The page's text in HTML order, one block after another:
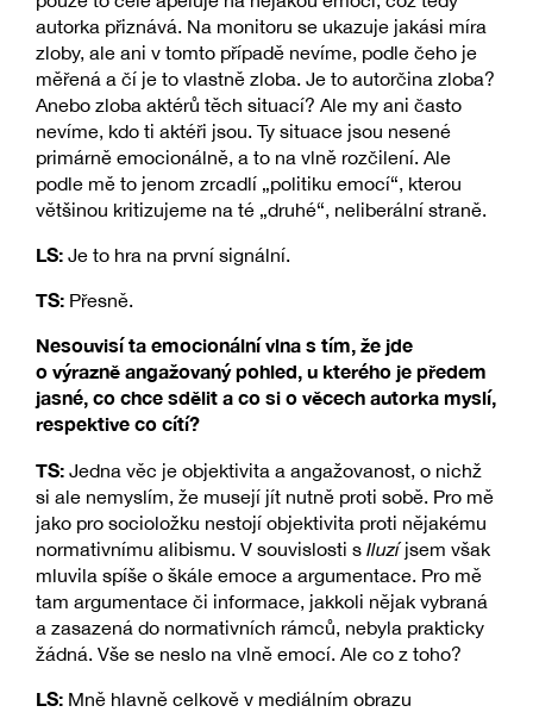
autorka přiznává. Na monitoru se ukazuje jakási míra
zloby, ale ani v tomto případě nevíme, podle čeho je
měřená a čí je to vlastně zloba. Je to autorčina zloba?
Anebo zloba aktérů těch situací? Ale my ani často
nevíme, kdo ti aktéři jsou. Ty situace jsou nesené
primárně emocionálně, a to na vlně rozčilení. Ale
podle mě to jenom zrcadlí „politiku emocí“, kterou
většinou kritizujeme na té „druhé“, neliberální straně.
LS: Je to hra na první signální.
TS: Přesně.
Nesouvisí ta emocionální vlna s tím, že jde
o výrazně angažovaný pohled, u kterého je předem
jasné, co chce sdělit a co si o věcech autorka myslí,
respektive co cítí?
TS: Jedna věc je objektivita a angažovanost, o nichž
si ale nemyslím, že musejí jít nutně proti sobě. Pro mě
jako pro socioložku nestojí objektivita proti nějakému
normativnímu alibismu. V souvislosti s Iluzíjsem však
mluvila spíše o škále emoce a argumentace. Pro mě
tam argumentace či informace, jakkoli nějak vybraná
a zasazená do normativních rámců, nebyla prakticky
žádná. Vše se neslo na vlně emocí. Ale co z toho?
LS: Mně hlavně celkově v mediálním obrazu